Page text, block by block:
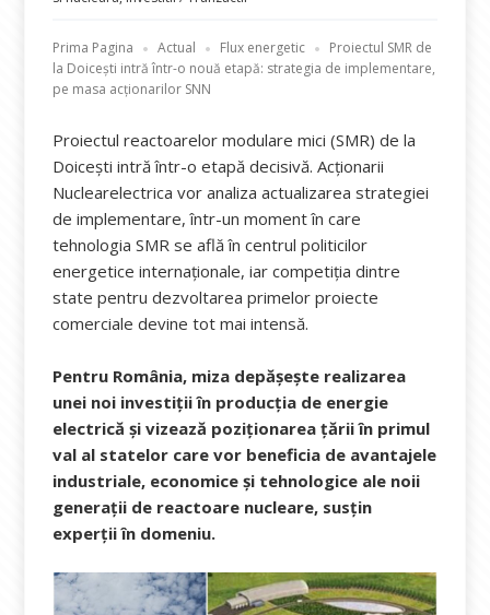
Prima Pagina Actual Flux energetic
Proiectul SMR de
la Doicești intră într-o nouă etapă: strategia de implementare,
pe masa acționarilor SNN
Proiectul reactoarelor modulare mici (SMR) de la
Doicești intră într-o etapă decisivă. Acționarii
Nuclearelectrica vor analiza actualizarea strategiei
de implementare, într-un moment în care
tehnologia SMR se află în centrul politicilor
energetice internaționale, iar competiția dintre
state pentru dezvoltarea primelor proiecte
comerciale devine tot mai intensă.
Pentru România, miza depășește realizarea
unei noi investiții în producția de energie
electrică și vizează poziționarea țării în primul
val al statelor care vor beneficia de avantajele
industriale, economice și tehnologice ale noii
generații de reactoare nucleare, susțin
experții în domeniu.